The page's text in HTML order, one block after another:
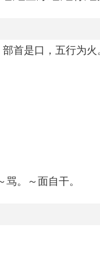
部首是口，五行为火
。～面自干。